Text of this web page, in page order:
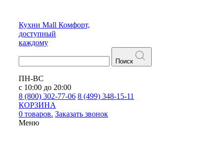
Кухни Mall Комфорт,
доступный
каждому
Поиск
ПН-ВС
с 10:00 до 20:00
8 (800) 302-77-06 8 (499) 348-15-11
КОРЗИНА
0 товаров. Заказать звонок
Меню